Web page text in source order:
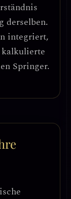
derselben.
integriert,
Springer.